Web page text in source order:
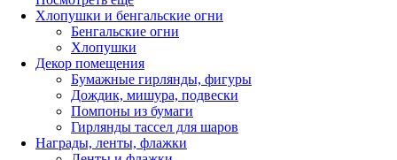
Хлопушки и бенгальские огни
Бенгальские огни
Хлопушки
Декор помещения
Бумажные гирлянды, фигуры
Дождик, мишура, подвески
Помпоны из бумаги
Гирлянды тассел для шаров
Награды, ленты, флажки